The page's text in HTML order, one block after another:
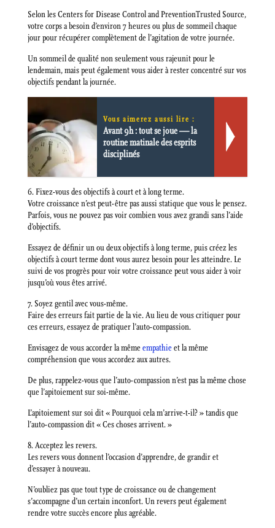
Selon les Centers for Disease Control and PreventionTrusted Source,
votre corps a besoin d’environ 7 heures ou plus de sommeil chaque
jour pour récupérer complètement de l’agitation de votre journée.
Un sommeil de qualité non seulement vous rajeunit pour le
lendemain, mais peut également vous aider à rester concentré sur vos
objectifs pendant la journée.
Vous aimerez aussi lire :
Avant 9h : tout se joue — la
routine matinale des esprits
disciplinés
6. Fixez-vous des objectifs à court et à long terme.
Votre croissance n’est peut-être pas aussi statique que vous le pensez.
Parfois, vous ne pouvez pas voir combien vous avez grandi sans l’aide
d’objectifs.
Essayez de définir un ou deux objectifs à long terme, puis créez les
objectifs à court terme dont vous aurez besoin pour les atteindre. Le
suivi de vos progrès pour voir votre croissance peut vous aider à voir
jusqu’où vous êtes arrivé.
7. Soyez gentil avec vous-même.
Faire des erreurs fait partie de la vie. Au lieu de vous critiquer pour
ces erreurs, essayez de pratiquer l’auto-compassion.
Envisagez de vous accorder la mêmeempathieet la même
compréhension que vous accordez aux autres.
De plus, rappelez-vous que l’auto-compassion n’est pas la même chose
que l’apitoiement sur soi-même.
L’apitoiement sur soi dit « Pourquoi cela m’arrive-t-il? » tandis que
l’auto-compassion dit « Ces choses arrivent. »
8. Acceptez les revers.
Les revers vous donnent l’occasion d’apprendre, de grandir et
d’essayer à nouveau.
N’oubliez pas que tout type de croissance ou de changement
s’accompagne d’un certain inconfort. Un revers peut également
rendre votre succès encore plus agréable.